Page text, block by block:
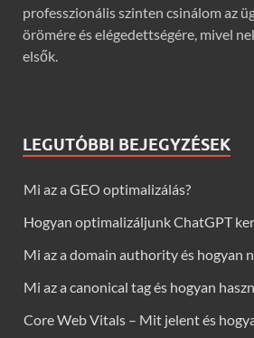
professzionális szinten csinálom az
örömére és elégedettségére, mivel
elsők.
LEGUTÓBBI BEJEGYZÉSEK
Mi az a GEO optimalizálás?
Hogyan optimalizáljunk ChatGPT
Mi az a domain authority és hogyan
Mi az a canonical tag és hogyan
Core Web Vitals – Mit jelent és